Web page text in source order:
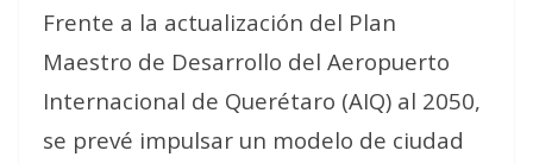
Frente a la actualización del Plan
Maestro de Desarrollo del Aeropuerto
Internacional de Querétaro (AIQ) al 2050,
se prevé impulsar un modelo de ciudad